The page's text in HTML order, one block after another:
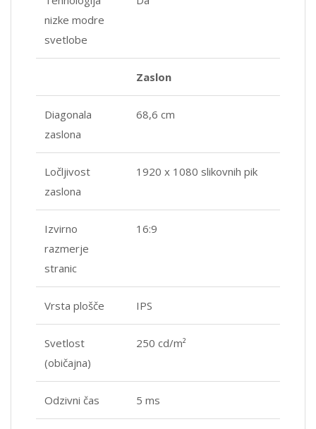
nizke modre
svetlobe
Zaslon
Diagonala
zaslona
68,6 cm
Ločljivost
zaslona
1920 x 1080 slikovnih pik
Izvirno
razmerje
stranic
16:9
Vrsta plošče IPS
Svetlost
(običajna)
250 cd/m²
Odzivni čas 5 ms